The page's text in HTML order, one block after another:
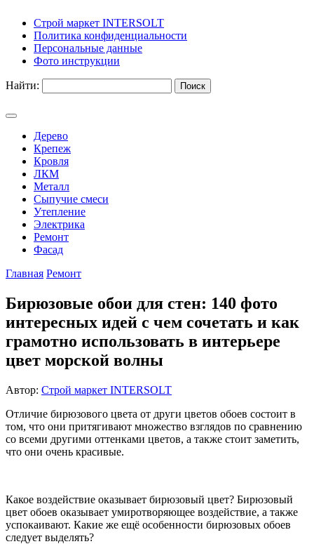
Строй маркет INTERSOLT
Политика конфиденциальности
Персональные данные
Фото инструкции
Найти:
Дерево
Крепеж
Кровля
ЛКМ
Металл
Сыпучие смеси
Утепление
Электрика
Ремонт
Фасад
Главная Ремонт
Бирюзовые обои для стен: 140 фото
интересных идей с чем сочетать и как
грамотно использовать в интерьере
цвет морской волны
Автор: Строй маркет INTERSOLT
Отличие бирюзового цвета от други цветов обоев состоит в
том, что они притягивают множество взглядов по сравнению
со всеми другими оттенками цветов, а также стоит заметить,
что они очень красивые.
Какое воздействие оказывает бирюзовый цвет? Бирюзовый
цвет обоев оказывает умиротворяющее воздействие, а также
успокаивают. Какие же ещё особенности бирюзовых обоев
следует выделять?